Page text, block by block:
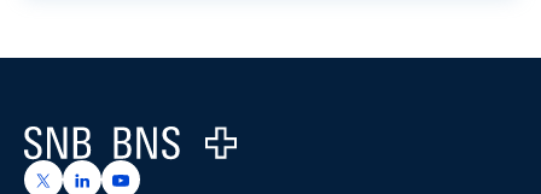
Logo
https://x.com/snb_bns
https://ch.linkedin.com/company/swiss-national-
https://www.youtube.com/@swissnationalbank